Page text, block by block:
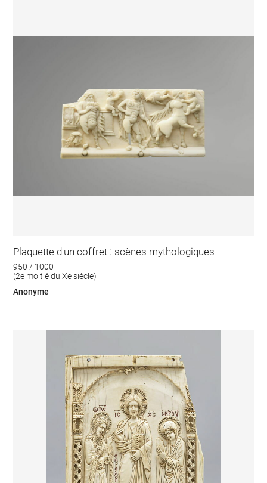
Plaquette d'un coffret : scènes mythologiques
950 / 1000
(2e moitié du Xe siècle)
Anonyme